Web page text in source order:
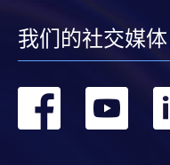
我们的社交媒体
转 转